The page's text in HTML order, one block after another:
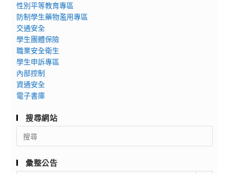
性別平等教育專區
防制學生藥物濫用專區
交通安全
學生團體保險
職業安全衛生
學生申訴專區
內部控制
資通安全
電子書庫
搜尋網站
Search
for:
彙整公告